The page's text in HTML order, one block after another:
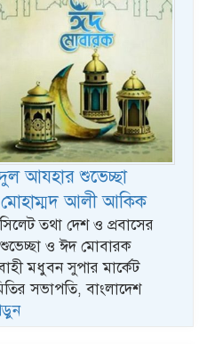
আযহার শুভেচ্ছা
মোহাম্মদ আলী আকিক
তথা দেশ ও প্রবাসের
ও ঈদ মোবারক
মধুবন সুপার মার্কেট
সভাপতি, বাংলাদেশ